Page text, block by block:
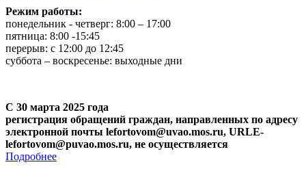
Режим работы:
понедельник - четверг: 8:00 – 17:00
пятница: 8:00 -15:45
перерыв: с 12:00 до 12:45
суббота – воскресенье: выходные дни
С 30 марта 2025 года
регистрация обращений граждан, направленных по адресу
электронной почты lefortovom@uvao.mos.ru, URLE-
lefortovom@puvao.mos.ru, не осуществляется
Подробнее